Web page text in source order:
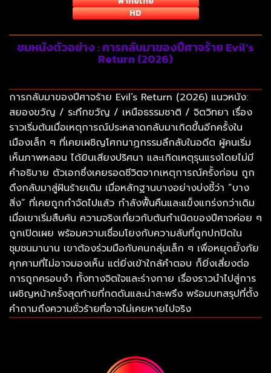
HD
ชมหนังตัวอย่าง : การกลับมาของปีศาจร้าย Evil’s
Return (2026)
การกลับมาของปีศาจร้าย Evil’s Return (2026) แนวหนัง:
สยองขวัญ / ระทึกขวัญ / เหนือธรรมชาติ / จิตวิทยา เรื่อง
ราวเริ่มต้นเมื่อเหตุการณ์ประหลาดกลับมาเกิดขึ้นอีกครั้งใน
เมืองเล็ก ๆ ที่เคยเผชิญโศกนาฏกรรมลึกลับในอดีต ผู้คนเริ่ม
เห็นภาพหลอน ได้ยินเสียงปริศนา และเกิดเหตุรุนแรงโดยไม่มี
คำอธิบาย ตัวเอกซึ่งเคยรอดชีวิตจากเหตุการณ์ครั้งก่อน ถูก
ดึงกลับมาสู่ฝันร้ายเดิม เมื่อหลักฐานบางอย่างบ่งชี้ว่า “บาง
สิ่ง” ที่เคยถูกกำจัดไปแล้ว กำลังฟื้นคืนและแข็งแกร่งกว่าเดิม
เมื่อเขาเริ่มสืบค้น ความจริงเกี่ยวกับต้นกำเนิดของปีศาจค่อย ๆ
ถูกเปิดเผย พร้อมความเชื่อมโยงกับความลับที่ถูกปกปิดใน
ชุมชนมานาน เขาต้องร่วมมือกับคนกลุ่มเล็ก ๆ เพื่อหยุดยั้งภัย
คุกคามที่ไม่อาจมองเห็น แต่ยิ่งเข้าใกล้คำตอบ ก็ยิ่งเสี่ยงต่อ
การถูกครอบงำ ทั้งทางจิตใจและร่างกาย เรื่องราวนำไปสู่การ
เผชิญหน้าครั้งสุดท้ายที่กดดันและน่าสะพรึง พร้อมบทสรุปที่ตั้ง
คำถามถึงความชั่วร้ายที่อาจไม่เคยหายไปจริง